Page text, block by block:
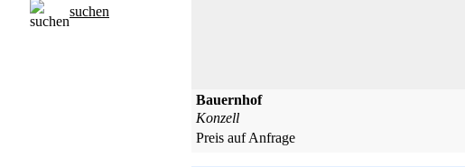
suchen
Bauernhof
Konzell
Preis auf Anfrage